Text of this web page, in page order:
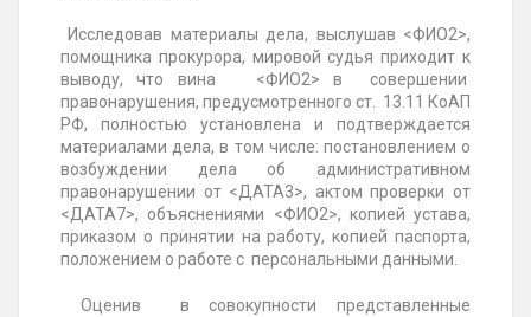
Исследовав материалы дела, выслушав <ФИО2>,
помощника прокурора, мировой судья приходит к
выводу, что вина <ФИО2> в совершении
правонарушения, предусмотренного ст. 13.11 КоАП
РФ, полностью установлена и подтверждается
материалами дела, в том числе: постановлением о
возбуждении дела об административном
правонарушении от <ДАТА3>, актом проверки от
<ДАТА7>, объяснениями <ФИО2>, копией устава,
приказом о принятии на работу, копией паспорта,
положением о работе с персональными данными.
Оценив в совокупности представленные